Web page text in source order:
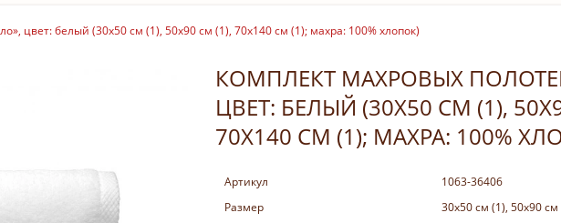
цвет: белый (30x50 см (1), 50х90 см (1), 70х140 см (1); махра: 100% хлопок)
КОМПЛЕКТ МАХРОВЫХ
ЦВЕТ: БЕЛЫЙ (30X50 СМ (1),
70Х140 СМ (1); МАХРА: 100%
Артикул
1063-36406
Размер
30х50 см (1), 50х90